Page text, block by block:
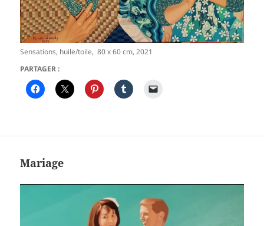
Sensations, huile/toile, 80 x 60 cm, 2021
PARTAGER :
Mariage